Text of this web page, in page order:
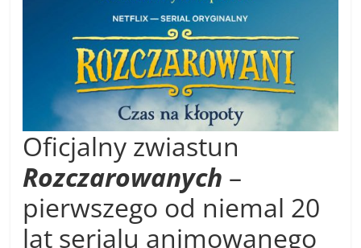
Oficjalny zwiastun
Rozczarowanych –
pierwszego od niemal 20
lat serialu animowanego